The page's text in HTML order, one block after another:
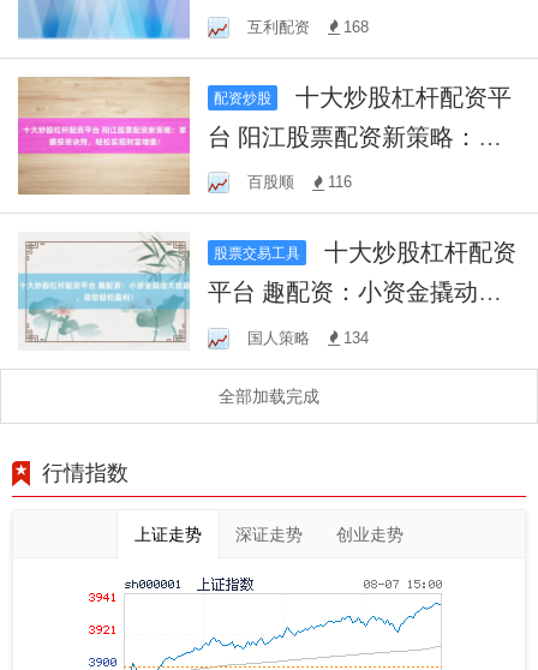
全高效，助您投资！
互利配资 168
配资炒股
十大炒股杠杆配资平
台 阳江股票配资新策略：掌
握投资诀窍，轻松实现财富
增值！
百股顺 116
股票交易工具
十大炒股杠杆配资
平台 趣配资：小资金撬动大
收益，助您轻松盈利！
国人策略 134
全部加载完成
行情指数
上证走势 深证走势 创业走势